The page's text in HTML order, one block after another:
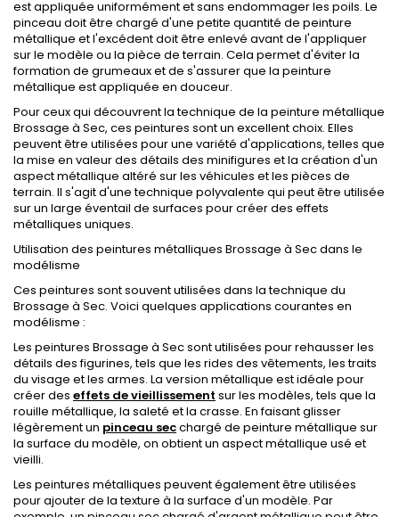
est appliquée uniformément et sans endommager les poils. Le
pinceau doit être chargé d'une petite quantité de peinture
métallique et l'excédent doit être enlevé avant de l'appliquer
sur le modèle ou la pièce de terrain. Cela permet d'éviter la
formation de grumeaux et de s'assurer que la peinture
métallique est appliquée en douceur.
Pour ceux qui découvrent la technique de la peinture métallique
Brossage à Sec, ces peintures sont un excellent choix. Elles
peuvent être utilisées pour une variété d'applications, telles que
la mise en valeur des détails des minifigures et la création d'un
aspect métallique altéré sur les véhicules et les pièces de
terrain. Il s'agit d'une technique polyvalente qui peut être utilisée
sur un large éventail de surfaces pour créer des effets
métalliques uniques.
Utilisation des peintures métalliques Brossage à Sec dans le
modélisme
Ces peintures sont souvent utilisées dans la technique du
Brossage à Sec. Voici quelques applications courantes en
modélisme :
Les peintures Brossage à Sec sont utilisées pour rehausser les
détails des figurines, tels que les rides des vêtements, les traits
du visage et les armes. La version métallique est idéale pour
créer des effets de vieillissement sur les modèles, tels que la
rouille métallique, la saleté et la crasse. En faisant glisser
légèrement un pinceau secchargé de peinture métallique sur
la surface du modèle, on obtient un aspect métallique usé et
vieilli.
Les peintures métalliques peuvent également être utilisées
pour ajouter de la texture à la surface d'un modèle. Par